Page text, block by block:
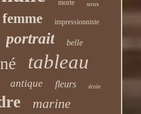
morte sous
femme impressionniste
portrait belle
tableau
antique fleurs école
marine